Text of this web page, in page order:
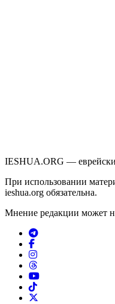
IESHUA.ORG —
При использовании
ieshua.org обязательна.
Мнение редакции может